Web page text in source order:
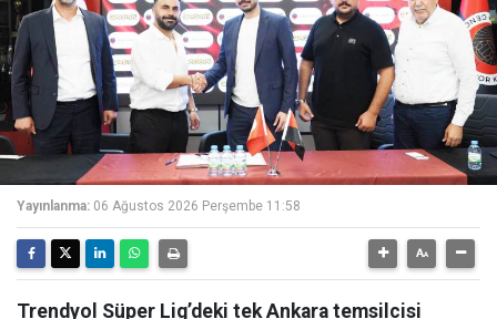
Yayınlanma: 06 Ağustos 2026 Perşembe 11:58
Trendyol Süper Lig’deki tek Ankara temsilcisi